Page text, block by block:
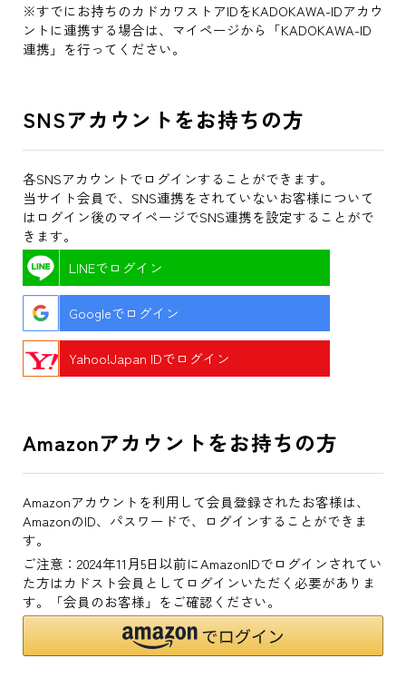
※すでにお持ちのカドカワストアIDをKADOKAWA-IDアカウ
ントに連携する場合は、マイページから「KADOKAWA-ID
連携」を行ってください。
SNSアカウントをお持ちの方
各SNSアカウントでログインすることができます。
当サイト会員で、SNS連携をされていないお客様について
はログイン後のマイページでSNS連携を設定することがで
きます。
LINEでログイン
Googleでログイン
Yahoo!Japan IDでログイン
Amazonアカウントをお持ちの方
Amazonアカウントを利用して会員登録されたお客様は、
AmazonのID、パスワードで、ログインすることができま
す。
ご注意：2024年11月5日以前にAmazonIDでログインされてい
た方はカドスト会員としてログインいただく必要がありま
す。「会員のお客様」をご確認ください。